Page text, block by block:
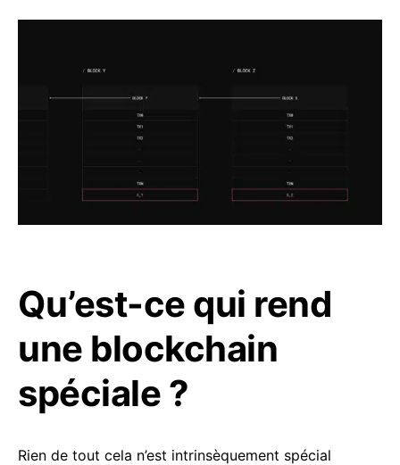
Qu’est-ce qui rend
une blockchain
spéciale ?
Rien de tout cela n’est intrinsèquement spécial